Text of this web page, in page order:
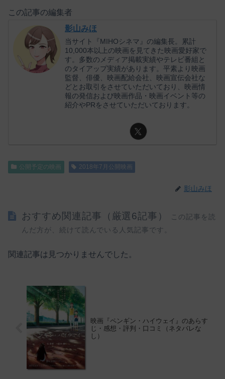
この記事の編集者
影山みほ
当サイト『MIHOシネマ』の編集長。累計
10,000本以上の映画を見てきた映画愛好家で
す。多数のメディア掲載実績やテレビ番組と
のタイアップ実績があります。平素より映画
監督、俳優、映画配給会社、映画宣伝会社な
どとお取引をさせていただいており、映画情
報の発信および映画作品・映画イベント等の
紹介やPRをさせていただいております。
公開予定の映画 2018年7月公開映画
影山みほ
おすすめ関連記事（厳選6記事）
この記事を読
んだ方が、続けて読んでいる人気記事です。
関連記事は見つかりませんでした。
映画『ペンギン・ハイウェイ』のあらす
じ・感想・評判・口コミ（ネタバレな
し）